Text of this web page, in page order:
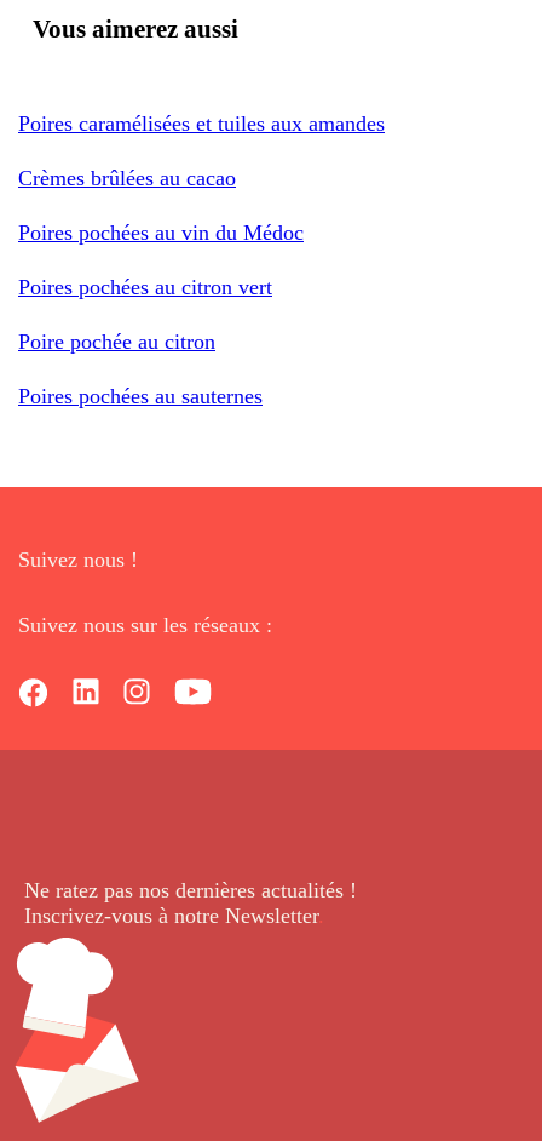
Vous aimerez aussi
Poires caramélisées et tuiles aux amandes
Crèmes brûlées au cacao
Poires pochées au vin du Médoc
Poires pochées au citron vert
Poire pochée au citron
Poires pochées au sauternes
Suivez nous !
Suivez nous sur les réseaux :
Ne ratez pas nos dernières actualités !
Inscrivez-vous à notre Newsletter.